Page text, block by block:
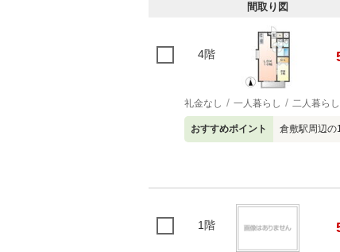
間取り図
4階
礼金なし 一人暮らし 二人暮らし
おすすめポイント 倉敷駅周辺の
1階